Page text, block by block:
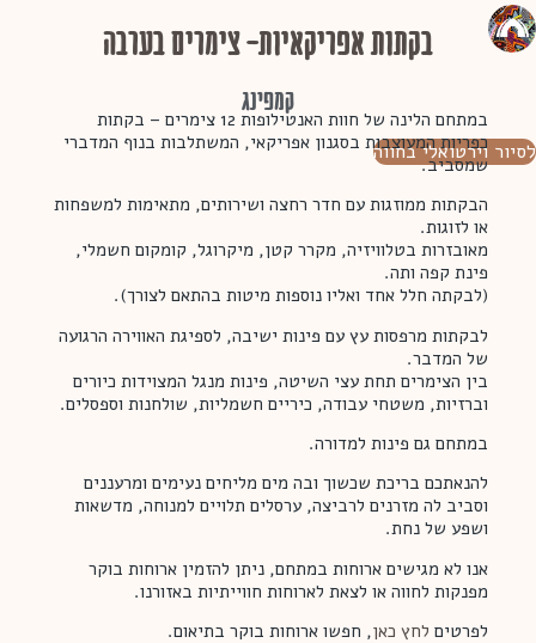
קמפינג​
לסיור וירטואלי בחווה
בקתות אפריקאיות- צימרים בערבה
במתחם הלינה של חוות האנטילופות 12 צימרים – בקתות
כפריות המעוצבות בסגנון אפריקאי, המשתלבות בנוף המדברי
שמסביב.
הבקתות ממוזגות עם חדר רחצה ושירותים, מתאימות למשפחות
או לזוגות.
מאובזרות בטלוויזיה, מקרר קטן, מיקרוגל, קומקום חשמלי,
פינת קפה ותה.
(לבקתה חלל אחד ואליו נוספות מיטות בהתאם לצורך).
לבקתות מרפסות עץ עם פינות ישיבה, לספיגת האווירה הרגועה
של המדבר.
בין הצימרים תחת עצי השיטה, פינות מנגל המצוידות כיורים
וברזיות, משטחי עבודה, כיריים חשמליות, שולחנות וספסלים.
במתחם גם פינות למדורה.
להנאתכם בריכת שכשוך ובה מים מליחים נעימים ומרעננים
וסביב לה מזרנים לרביצה, ערסלים תלויים למנוחה, מדשאות
ושפע של נחת.
אנו לא מגישים ארוחות במתחם, ניתן להזמין ארוחות בוקר
מפנקות לחווה או לצאת לארוחות חווייתיות באזורנו.
לפרטים לחץ כאן, חפשו ארוחות בוקר בתיאום.